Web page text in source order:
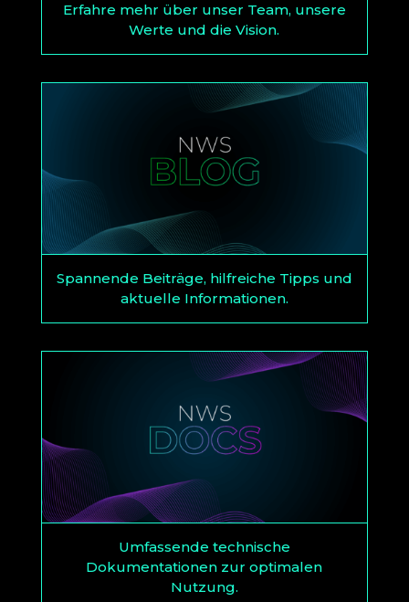
Erfahre mehr über unser Team, unsere
Werte und die Vision.
Spannende Beiträge, hilfreiche Tipps und
aktuelle Informationen.
Umfassende technische
Dokumentationen zur optimalen
Nutzung.